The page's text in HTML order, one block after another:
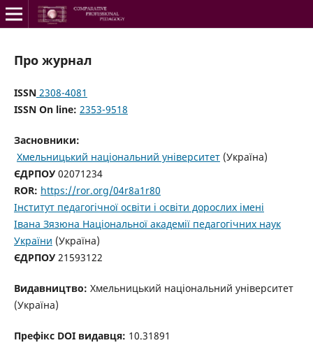
Про журнал
ISSN2308-4081
ISSN On line: 2353-9518
Засновники:
Хмельницький національний університет(Україна)
ЄДРПОУ 02071234
ROR: https://ror.org/04r8a1r80
Інститут педагогічної освіти і освіти дорослих імені
Івана Зязюна Національної академії педагогічних наук
України (Україна)
ЄДРПОУ 21593122
Видавництво: Хмельницький національний університет
(Україна)
Префікс DOI видавця: 10.31891